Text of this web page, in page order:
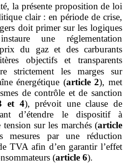
la présente proposition de loi
clair : en période de crise,
doit primer sur les logiques
une réglementation
du gaz et des carburants
objectifs et transparents
strictement les marges sur
énergétique (article 2), met
de contrôle et de sanction
et 4), prévoit une clause de
d’étendre le dispositif à
tension sur les marchés (article
mesures par une réduction
TVA afin d’en garantir l’effet
(article 6).